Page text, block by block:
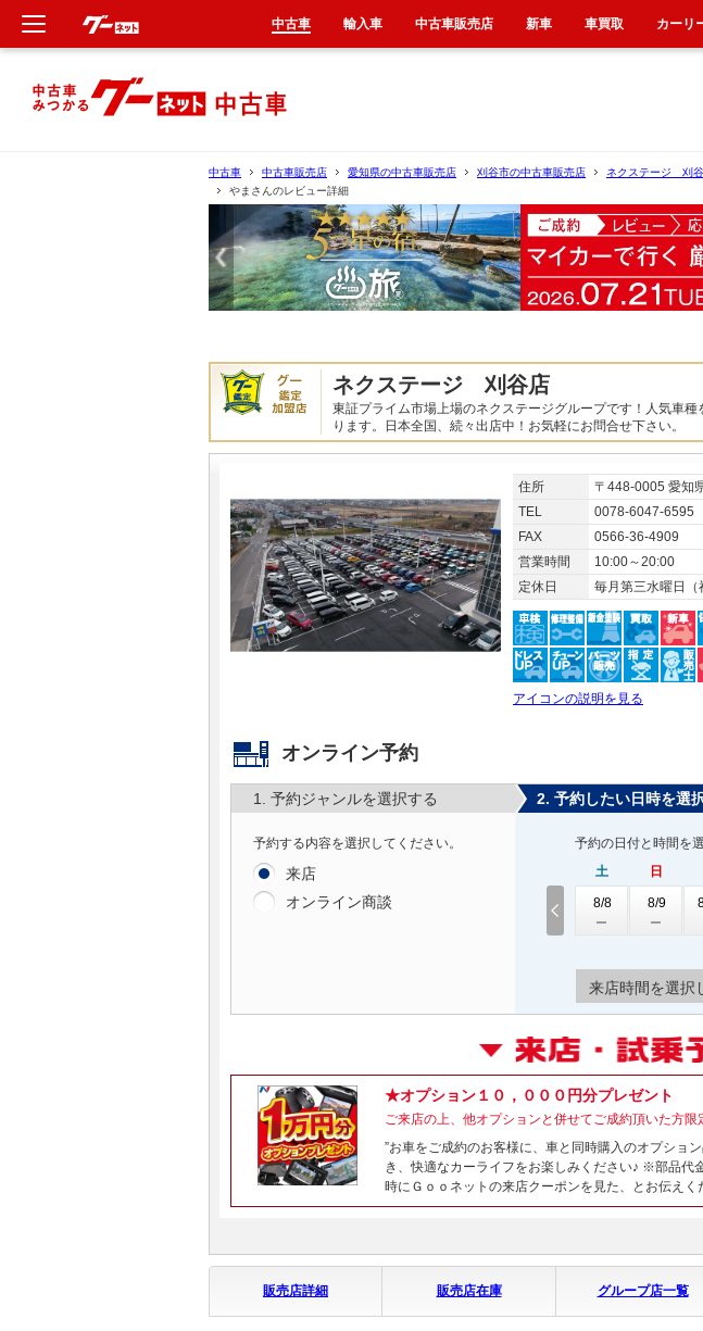
中古車 中古車販売店 愛知県の中古車販売店 刈谷市の中古車販売店 ネクステージ 刈
やまさんのレビュー詳細
ネクステージ 刈谷店
東証プライム市場上場のネクステージグループです！人気車
ります。日本全国、続々出店中！お気軽にお問合せ下さい。
住所
〒448-0005 愛知
TEL
0078-6047-6595
FAX
0566-36-4909
営業時間
10:00～20:00
定休日
毎月第三水曜日
アイコンの説明を見る
オンライン予約
1. 予約ジャンルを選択する
予約する内容を選択してください。
来店
オンライン商談
2. 予約したい日時を選
予約の日付と時間を
土
8/8
日
8/9
来店時間を選択
★オプション１０，０００円分プレゼント
ご来店の上、他オプションと併せてご成約頂いた方限
”お車をご成約のお客様に、車と同時購入のオプショ
き、快適なカーライフをお楽しみください♪ ※部品
時にＧｏｏネットの来店クーポンを見た、とお伝えく
販売店詳細 販売店在庫 グループ店一覧
中古車 輸入車 中古車販売店 新車 車買取 カーリ
新車